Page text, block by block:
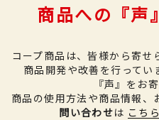
商品への『声
コープ商品は、皆様から寄せ
商品開発や改善を行ってい
『声』をお
商品の使用方法や商品情報、
問い合わせは こちら